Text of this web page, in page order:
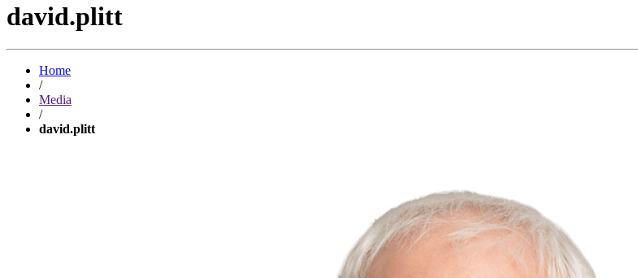
david.plitt
Home
/
Media
/
david.plitt